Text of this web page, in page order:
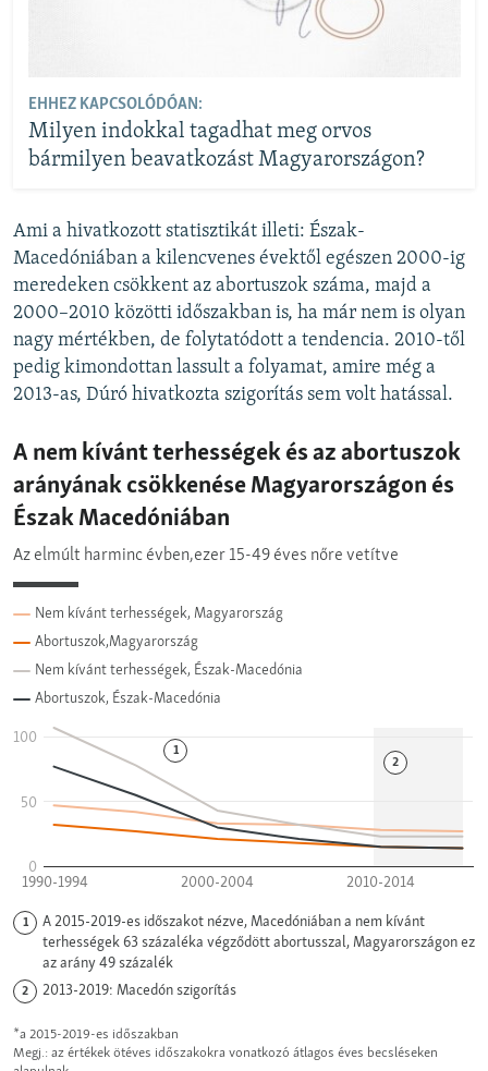
EHHEZ KAPCSOLÓDÓAN:
Milyen indokkal tagadhat meg orvos
bármilyen beavatkozást Magyarországon?
Ami a hivatkozott statisztikát illeti: Észak-
Macedóniában a kilencvenes évektől egészen 2000-ig
meredeken csökkent az abortuszok száma, majd a
2000–2010 közötti időszakban is, ha már nem is olyan
nagy mértékben, de folytatódott a tendencia. 2010-től
pedig kimondottan lassult a folyamat, amire még a
2013-as, Dúró hivatkozta szigorítás sem volt hatással.